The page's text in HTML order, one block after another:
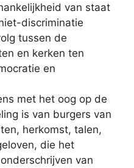
van staat
discriminatie
tussen de
en kerken ten
en
met het oog op de
is van burgers van
herkomst, talen,
die het
van